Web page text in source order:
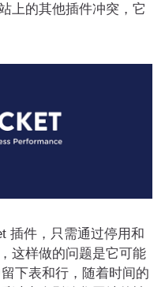
上的其他插件冲突，它
件，只需通过停用和
这样做的问题是它可能
下表和行，随着时间的